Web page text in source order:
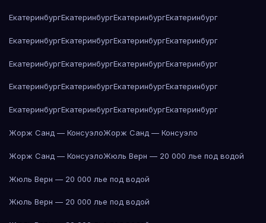
ЕкатеринбургЕкатеринбургЕкатеринбургЕкатеринбург
ЕкатеринбургЕкатеринбургЕкатеринбургЕкатеринбург
ЕкатеринбургЕкатеринбургЕкатеринбургЕкатеринбург
ЕкатеринбургЕкатеринбургЕкатеринбургЕкатеринбург
ЕкатеринбургЕкатеринбургЕкатеринбургЕкатеринбург
Жорж Санд — КонсуэлоЖорж Санд — Консуэло
Жорж Санд — КонсуэлоЖюль Верн — 20 000 лье под водой
Жюль Верн — 20 000 лье под водой
Жюль Верн — 20 000 лье под водой